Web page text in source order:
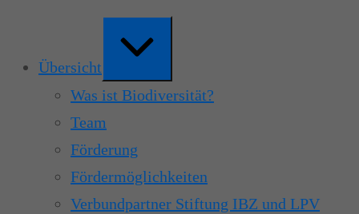
Übersicht
Was ist Biodiversität?
Team
Förderung
Fördermöglichkeiten
Verbundpartner Stiftung IBZ und LPV